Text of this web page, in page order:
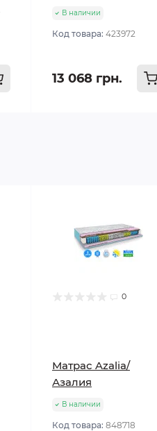
В наличии
Код товара: 423972
13 068 грн.
0
Матрас Azalia/
Азалия
В наличии
Код товара: 848718